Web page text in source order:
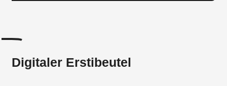
Digitaler Erstibeutel